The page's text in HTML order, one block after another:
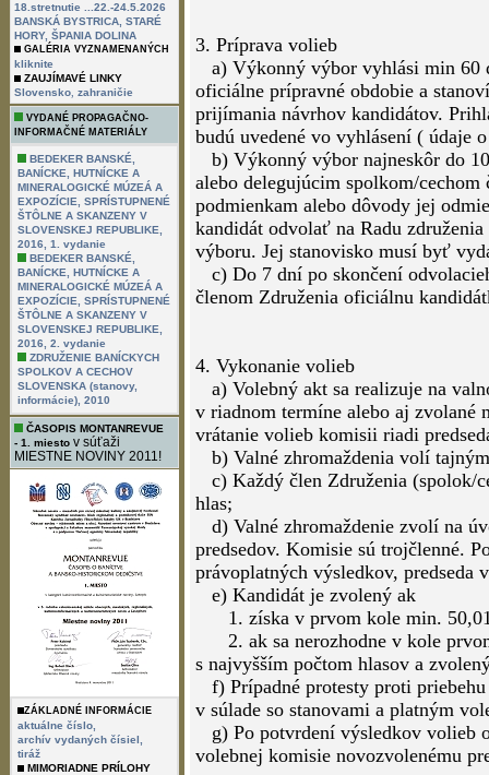
18.stretnutie ...22.-24.5.2026
BANSKÁ BYSTRICA, STARÉ
HORY, ŠPANIA DOLINA
GALÉRIA VYZNAMENANÝCH
kliknite
ZAUJÍMAVÉ LINKY
Slovensko zahraničie
VYDANÉ PROPAGAČNO-
INFORMAČNÉ MATERIÁLY
BEDEKER BANSKÉ,
BANÍCKE, HUTNÍCKE A
MINERALOGICKÉ MÚZEÁ A
EXPOZÍCIE, SPRÍSTUPNENÉ
ŠTÔLNE A SKANZENY V
SLOVENSKEJ REPUBLIKE,
2016, 1. vydanie
BEDEKER BANSKÉ,
BANÍCKE, HUTNÍCKE A
MINERALOGICKÉ MÚZEÁ A
EXPOZÍCIE, SPRÍSTUPNENÉ
ŠTÔLNE A SKANZENY V
SLOVENSKEJ REPUBLIKE,
2016, 2. vydanie
ZDRUŽENIE BANÍCKYCH
SPOLKOV A CECHOV
SLOVENSKA (stanovy,
informácie), 2010
ČASOPIS MONTANREVUE
- 1. miesto v súťaži
MIESTNE NOVINY 2011!
ZÁKLADNÉ INFORMÁCIE
aktuálne číslo,
archív vydaných čísiel,
tiráž
MIMORIADNE PRÍLOHY
3. Príprava volieb
a) Výkonný výbor vyhlási min 60
oficiálne prípravné obdobie a
prijímania návrhov kandidátov.
budú uvedené vo vyhlásení ( údaje
b) Výkonný výbor najneskôr do
alebo delegujúcim spolkom/
podmienkam alebo dôvody jej
kandidát odvolať na Radu
výboru. Jej stanovisko musí byť
c) Do 7 dní po skončení
členom Združenia oficiálnu
4. Vykonanie volieb
a) Volebný akt sa realizuje na
v riadnom termíne alebo aj zvolané
vrátanie volieb komisii riadi
b) Valné zhromaždenia volí
c) Každý člen Združenia (spolok/
hlas;
d) Valné zhromaždenie zvolí na
predsedov. Komisie sú trojčlenné.
právoplatných výsledkov, predseda
e) Kandidát je zvolený ak
1. získa v prvom kole min.
2. ak sa nerozhodne v kole
s najvyšším počtom hlasov a
f) Prípadné protesty proti
v súlade so stanovami a platným
g) Po potvrdení výsledkov volieb
volebnej komisie novozvolenému